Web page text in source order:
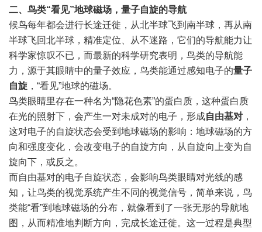
二、鸟类“看见”地球磁场，量子自旋的导航
候鸟每年都会进行长途迁徙，从北半球飞到南半球，再从南
半球飞回北半球，精准定位、从不迷路，它们的导航能力让
科学家惊叹不已，而最新的科学研究表明，鸟类的导航能
力，源于其眼睛中的量子效应，鸟类能通过感知电子的量子
自旋 ，“看见”地球的磁场。
鸟类眼睛里存在一种名为“隐花色素”的蛋白质，这种蛋白质
在光的照射下，会产生一对未成对的电子，形成自由基对 ，
这对电子的自旋状态会受到地球磁场的影响：地球磁场的方
向和强度变化，会改变电子的自旋方向，从自旋向上变为自
旋向下，或反之。
而自由基对的电子自旋状态，会影响鸟类眼睛对光线的感
知，让鸟类的视觉系统产生不同的视觉信号，简单来说，鸟
类能“看”到地球磁场的分布，就像看到了一张无形的导航地
图，从而精准地判断方向，完成长途迁徙。这一过程是典型